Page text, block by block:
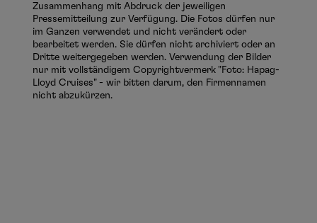
Zusammenhang mit Abdruck der jeweiligen
Pressemitteilung zur Verfügung. Die Fotos dürfen nur
im Ganzen verwendet und nicht verändert oder
bearbeitet werden. Sie dürfen nicht archiviert oder an
Dritte weitergegeben werden. Verwendung der Bilder
nur mit vollständigem Copyrightvermerk "Foto: Hapag-
Lloyd Cruises" - wir bitten darum, den Firmennamen
nicht abzukürzen.